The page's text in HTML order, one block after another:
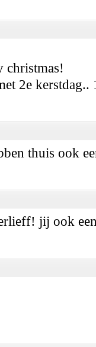
christmas!
2e
thuis ook
jij ook